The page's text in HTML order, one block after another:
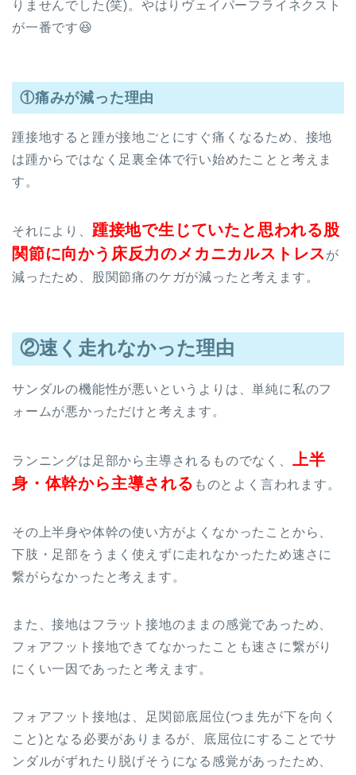
りませんでした(笑)。やはりヴェイパーフライネクスト
が一番です😆
①痛みが減った理由
踵接地すると踵が接地ごとにすぐ痛くなるため、接地
は踵からではなく足裏全体で行い始めたことと考えま
す。
それにより、 踵接地で生じていたと思われる股
関節に向かう床反力のメカニカルストレスが
減ったため、股関節痛のケガが減ったと考えます。
②速く走れなかった理由
サンダルの機能性が悪いというよりは、単純に私のフ
ォームが悪かっただけと考えます。
ランニングは足部から主導されるものでなく、 上半
身・体幹から主導される ものとよく言われます。
その 上半身や体幹の使い方がよくなかったことから、
下肢・足部をうまく使えずに走れなかったため速さに
繋がらなかったと考えます。
また、接地はフラット接地のままの感覚であっため、
フォアフット接地できてなかったことも速さに繋がり
にくい一因であったと考えます。
フォアフット接地は、足関節底屈位(つま先が下を向く
こと)となる必要がありまるが、底屈位にすることでサ
ンダルがずれたり脱げそうになる感覚があったため、